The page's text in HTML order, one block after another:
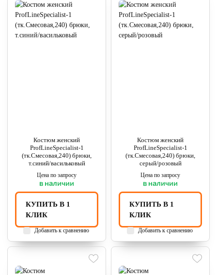
Костюм женский
ProfLineSpecialist-1
(тк.Смесовая,240) брюки,
т.синий/васильковый
Цена по запросу
в наличии
КУПИТЬ В 1
КЛИК
Добавить к сравнению
Костюм женский
ProfLineSpecialist-1
(тк.Смесовая,240) брюки,
серый/розовый
Цена по запросу
в наличии
КУПИТЬ В 1
КЛИК
Добавить к сравнению